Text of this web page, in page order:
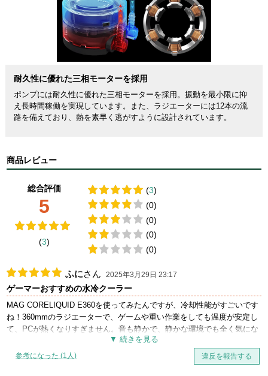
耐久性に優れた三相モーターを採用
ポンプには耐久性に優れた三相モーターを採用。振動を最小限に抑
え長時間稼働を実現しています。また、ラジエーターには12本の流
路を備えており、熱を素早く逃がすように設計されています。
商品レビュー
総合評価
5
(3)
(3)
(0)
(0)
(0)
(0)
ふにさん 2025年3月29日 23:17
ゲーマーおすすめの水冷クーラー
MAG CORELIQUID E360を使ってみたんですが、冷却性能がすごいです
ね！360mmのラジエーターで、ゲームや重い作業をしても温度が安定し
て、PCが熱くなりすぎません。音も静かで、静かな環境でも全く気にな
らないのが良いところです。取り付けも思ったより簡単で、対応するソ
ケットも多いので、色んなPCに使えるのが便利。デザインもシンプルで
参考になった (1人) 違反を報告する